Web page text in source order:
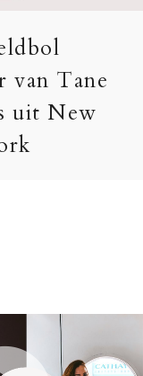
van Tane
uit New